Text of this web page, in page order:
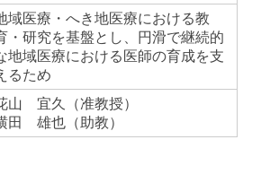
域医療・へき地医療における教
・研究を基盤とし、円滑で継続的
地域医療における医師の育成を支
るため
山 宜久（准教授）
田 雄也（助教）